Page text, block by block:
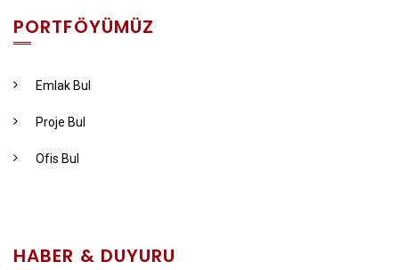
PORTFÖYÜMÜZ
Emlak Bul
Proje Bul
Ofis Bul
HABER & DUYURU